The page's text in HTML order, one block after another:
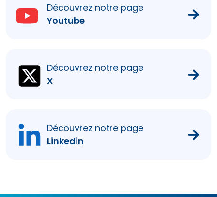
Découvrez notre page
Youtube
Découvrez notre page
X
Découvrez notre page
Linkedin